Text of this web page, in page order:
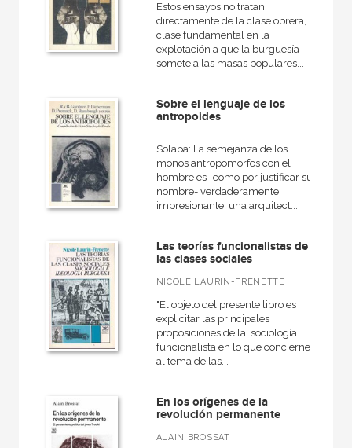
NUESTROS FORMATOS
Cartoné
Rústica
CATÁLOGOS PDF
Estos ensayos no tratan
directamente de la clase obrera,
clase fundamental en la
explotación a que la burguesía
somete a las masas populares...
Sobre el lenguaje de los
antropoides
Solapa: La semejanza de los
monos antropomorfos con el
hombre es -como por justificar su
nombre- verdaderamente
impresionante: una arquitect...
Las teorías funcionalistas de
las clases sociales
NICOLE LAURIN-FRENETTE
"El objeto del presente libro es
explicitar las principales
proposiciones de la, sociología
funcionalista en lo que concierne
al tema de las...
En los orígenes de la
revolución permanente
ALAIN BROSSAT